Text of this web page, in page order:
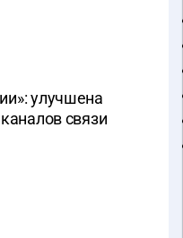
улучшена
связи